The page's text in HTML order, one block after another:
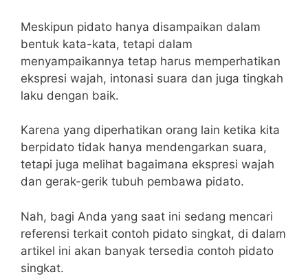
Meskipun pidato hanya disampaikan dalam
bentuk kata-kata, tetapi dalam
menyampaikannya tetap harus memperhatikan
ekspresi wajah, intonasi suara dan juga tingkah
laku dengan baik.
Karena yang diperhatikan orang lain ketika kita
berpidato tidak hanya mendengarkan suara,
tetapi juga melihat bagaimana ekspresi wajah
dan gerak-gerik tubuh pembawa pidato.
Nah, bagi Anda yang saat ini sedang mencari
referensi terkait contoh pidato singkat, di dalam
artikel ini akan banyak tersedia contoh pidato
singkat.